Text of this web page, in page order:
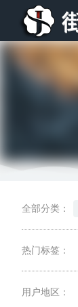
全部分类：
热门标签：
用户地区：